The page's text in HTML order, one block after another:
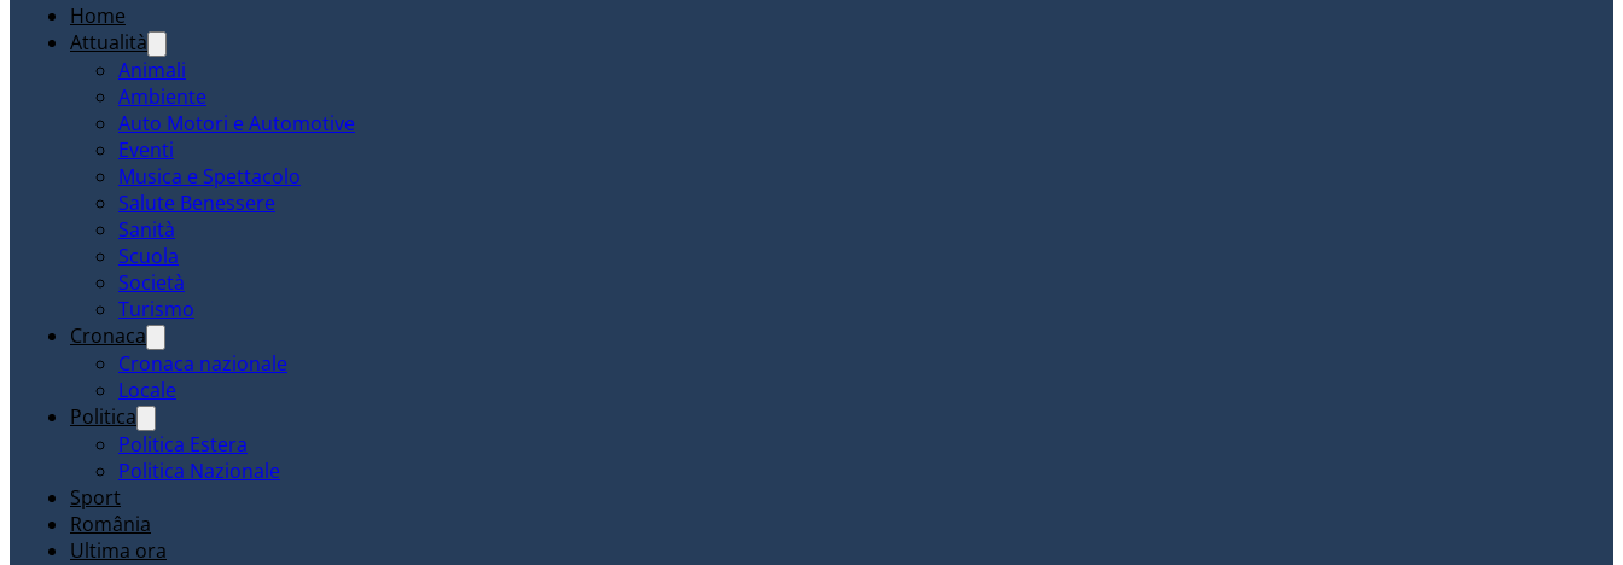
Home
Attualità
Animali
Ambiente
Auto Motori e Automotive
Eventi
Musica e Spettacolo
Salute Benessere
Sanità
Scuola
Società
Turismo
Cronaca
Cronaca nazionale
Locale
Politica
Politica Estera
Politica Nazionale
Sport
România
Ultima ora